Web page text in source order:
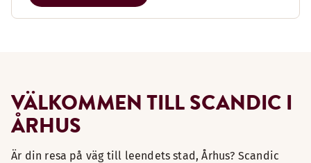
VÄLKOMMEN TILL SCANDIC I
ÅRHUS
Är din resa på väg till leendets stad, Århus? Scandic